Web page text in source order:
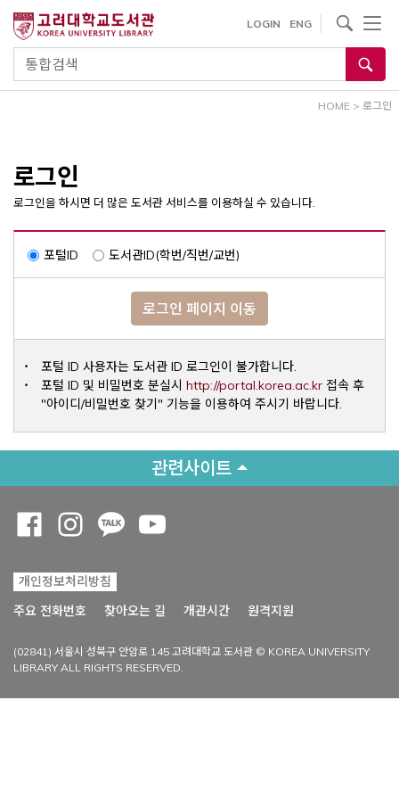
건
통합검색
LOGIN ENG
사이트내 검색
HOME > 로그인
로그인
로그인을 하시면 더 많은 도서관 서비스를 이용하실 수 있습니다.
포털ID 도서관ID(학번/직번/교번)
로그인 페이지 이동
포털 ID 사용자는 도서관 ID 로그인이 불가합니다.
포털 ID 및 비밀번호 분실시 http://portal.korea.ac.krOpens a
접속 후
"아이디/비밀번호 찾기" 기능을 이용하여 주시기 바랍니다.
관련사이트
개인정보처리방침
주요 전화번호
찾아오는 길 개관시간 원격지원
(02841) 서울시 성북구 안암로 145 고려대학교 도서관 © KOREA UNIVERSITY
LIBRARY ALL RIGHTS RESERVED.
Opens a new window
Opens a new window
Opens a new window